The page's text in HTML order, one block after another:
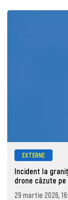
EXTERNE
Incident la
drone căzute
29 martie 2026,